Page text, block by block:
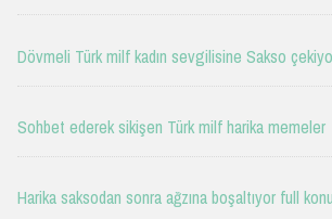
Dövmeli Türk milf kadın sevgilisine Sakso
Sohbet ederek sikişen Türk milf harika memeler
Harika saksodan sonra ağzına boşaltıyor full